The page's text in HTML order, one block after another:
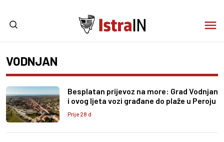
VODNJAN
Besplatan prijevoz na more: Grad Vodnjan
i ovog ljeta vozi građane do plaže u Peroju
Prije 28 d